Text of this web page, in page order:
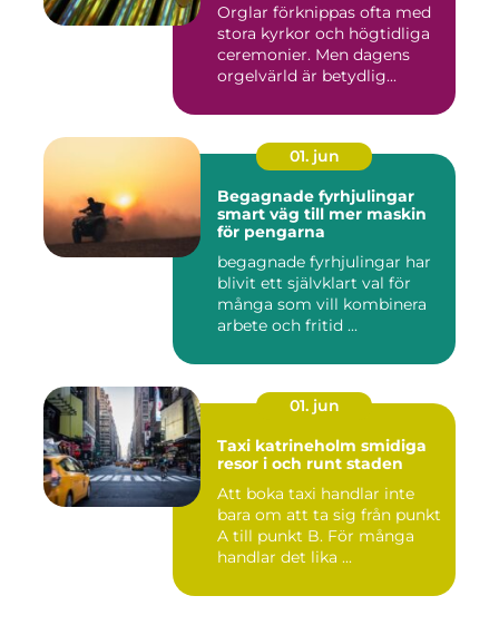
Orglar förknippas ofta med
stora kyrkor och högtidliga
ceremonier. Men dagens
orgelvärld är betydlig...
01. jun
Begagnade fyrhjulingar
smart väg till mer maskin
för pengarna
begagnade fyrhjulingar har
blivit ett självklart val för
många som vill kombinera
arbete och fritid ...
01. jun
Taxi katrineholm smidiga
resor i och runt staden
Att boka taxi handlar inte
bara om att ta sig från punkt
A till punkt B. För många
handlar det lika ...